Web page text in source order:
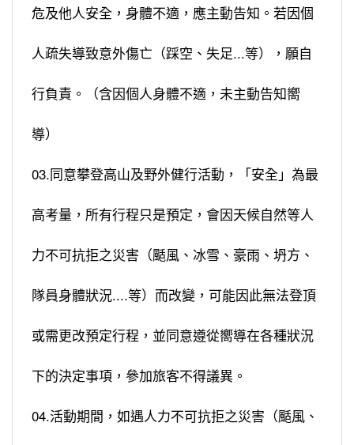
危及他人安全，身體不適，應主動告知。若因個
人疏失導致意外傷亡（踩空、失足...等），願自
行負責。（含因個人身體不適，未主動告知嚮
導）
03.同意攀登高山及野外健行活動，「安全」為最
高考量，所有行程只是預定，會因天候自然等人
力不可抗拒之災害（颳風、冰雪、豪雨、坍方、
隊員身體狀況....等）而改變，可能因此無法登頂
或需更改預定行程，並同意遵從嚮導在各種狀況
下的決定事項，參加旅客不得議異。
04.活動期間，如遇人力不可抗拒之災害（颳風、